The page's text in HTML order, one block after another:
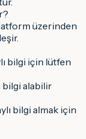
üzerinden
bilgi için lütfen
bilgi alabilir
bilgi almak için